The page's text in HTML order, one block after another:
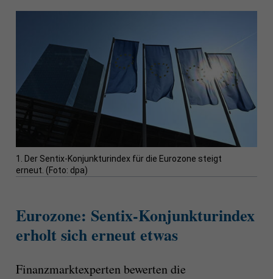
1. Der Sentix-Konjunkturindex für die Eurozone steigt
erneut. (Foto: dpa)
Eurozone: Sentix-Konjunkturindex
erholt sich erneut etwas
Finanzmarktexperten bewerten die